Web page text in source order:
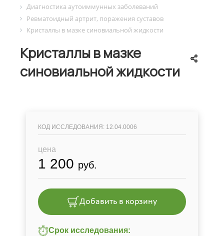
Диагностика аутоиммунных заболеваний
Ревматоидный артрит, поражения суставов
Кристаллы в мазке синовиальной жидкости
Кристаллы в мазке
синовиальной жидкости
КОД ИССЛЕДОВАНИЯ: 12.04.0006
цена
1 200 руб.
Добавить в корзину
Срок исследования: